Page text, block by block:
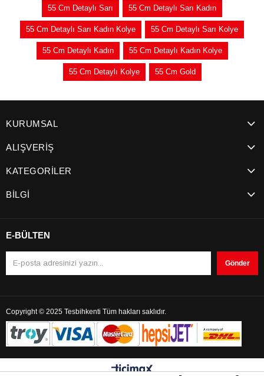
55 Cm Detaylı Sarı 55 Cm Detaylı Sarı Kadın
55 Cm Detaylı Sarı Kadın Kolye 55 Cm Detaylı Sarı Kolye
55 Cm Detaylı Kadın 55 Cm Detaylı Kadın Kolye
55 Cm Detaylı Kolye 55 Cm Gold
KURUMSAL
ALIŞVERİŞ
KATEGORİLER
BİLGİ
E-BÜLTEN
Gönder
Copyright © 2025 Tesbihkenti Tüm hakları saklıdır.